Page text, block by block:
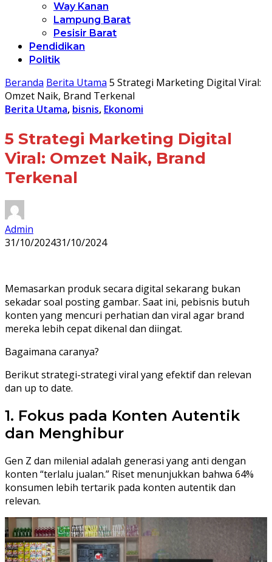
Way Kanan
Lampung Barat
Pesisir Barat
Pendidikan
Politik
Beranda Berita Utama 5 Strategi Marketing Digital Viral:
Omzet Naik, Brand Terkenal
Berita Utama, bisnis, Ekonomi
5 Strategi Marketing Digital
Viral: Omzet Naik, Brand
Terkenal
Admin
31/10/202431/10/2024
Memasarkan produk secara digital sekarang bukan
sekadar soal posting gambar. Saat ini, pebisnis butuh
konten yang mencuri perhatian dan viral agar brand
mereka lebih cepat dikenal dan diingat.
Bagaimana caranya?
Berikut strategi-strategi viral yang efektif dan relevan
dan up to date.
1. Fokus pada Konten Autentik
dan Menghibur
Gen Z dan milenial adalah generasi yang anti dengan
konten “terlalu jualan.” Riset menunjukkan bahwa 64%
konsumen lebih tertarik pada konten autentik dan
relevan.